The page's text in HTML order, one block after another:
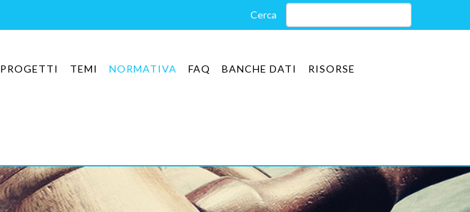
PROGETTI TEMI NORMATIVA FAQ BANCHE DATI RISORSE